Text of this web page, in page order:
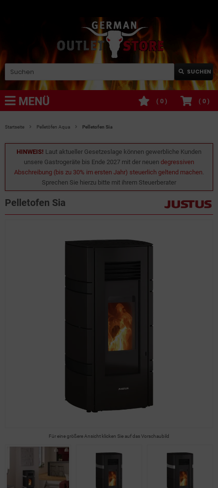
SUCHEN
MENÜ ( 0 )
( 0 )
Startseite Pelletöfen Aqua Pelletofen Sia
HINWEIS! Laut aktueller Gesetzeslage können gewerbliche Kunden
unsere Gastrogeräte bis Ende 2027 mit der neuen degressiven
Abschreibung (bis zu 30% im ersten Jahr) steuerlich geltend machen.
Sprechen Sie hierzu bitte mit ihrem Steuerberater
Pelletofen Sia
Für eine größere Ansicht klicken Sie auf das Vorschaubild